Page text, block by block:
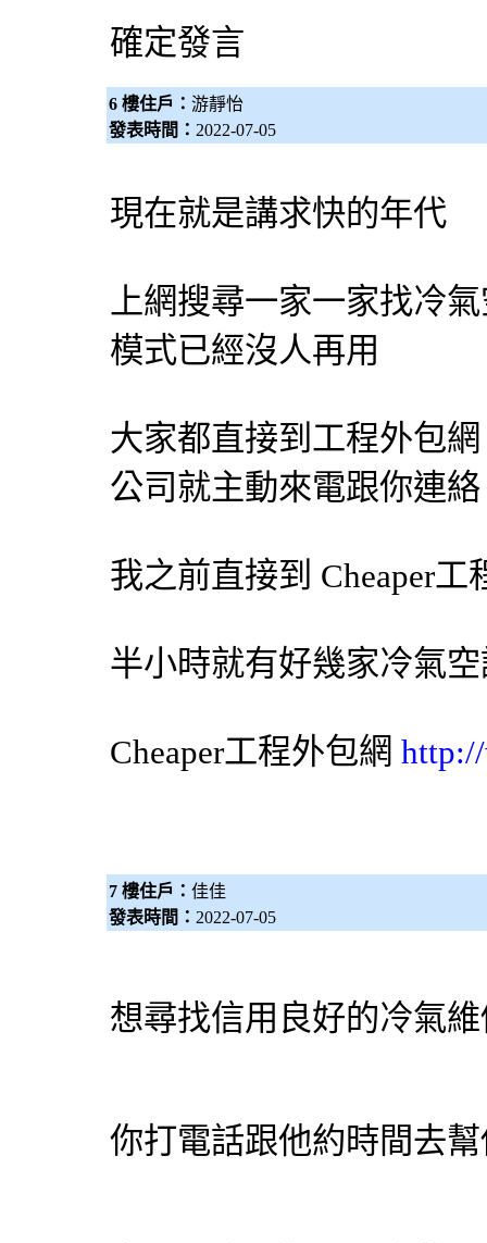
確定發言
6 樓住戶： 游靜怡
發表時間： 2022-07-05
現在就是講求快的年代
上網搜尋一家一家找冷氣
模式已經沒人再用
大家都直接到工程外包網
公司就主動來電跟你連絡
我之前直接到 Cheaper工
半小時就有好幾家冷氣
Cheaper工程外包網
7 樓住戶： 佳佳
發表時間： 2022-07-05
想尋找信用良好的冷氣
你打電話跟他約時間去